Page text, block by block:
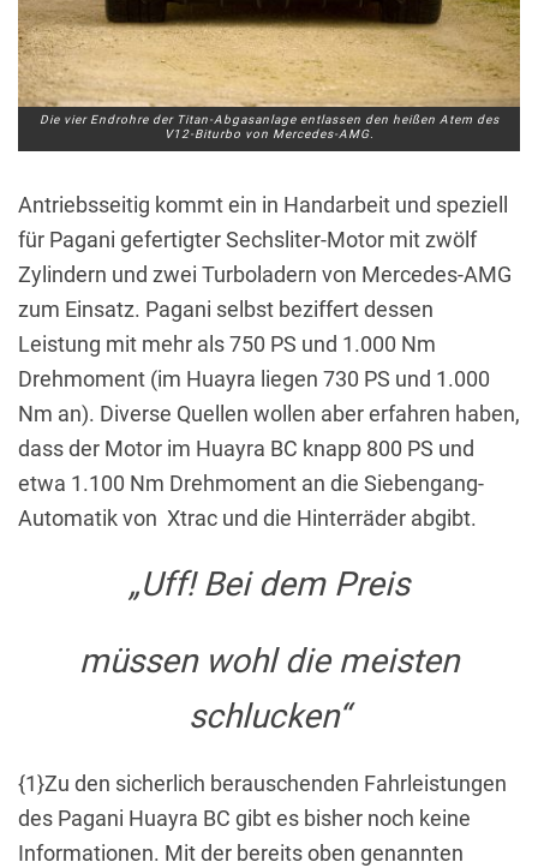
Die vier Endrohre der Titan-Abgasanlage entlassen den heißen Atem des
V12-Biturbo von Mercedes-AMG.
Antriebsseitig kommt ein in Handarbeit und speziell
für Pagani gefertigter Sechsliter-Motor mit zwölf
Zylindern und zwei Turboladern von Mercedes-AMG
zum Einsatz. Pagani selbst beziffert dessen
Leistung mit mehr als 750 PS und 1.000 Nm
Drehmoment (im Huayra liegen 730 PS und 1.000
Nm an). Diverse Quellen wollen aber erfahren haben,
dass der Motor im Huayra BC knapp 800 PS und
etwa 1.100 Nm Drehmoment an die Siebengang-
Automatik von Xtrac und die Hinterräder abgibt.
„Uff! Bei dem Preis
müssen wohl die meisten
schlucken“
{1}Zu den sicherlich berauschenden Fahrleistungen
des Pagani Huayra BC gibt es bisher noch keine
Informationen. Mit der bereits oben genannten